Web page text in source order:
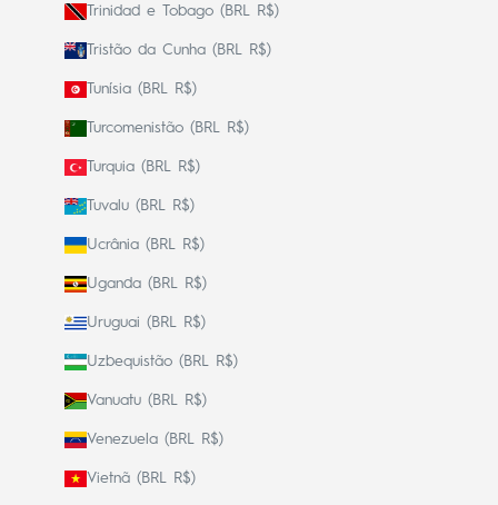
Trinidad e Tobago (BRL R$)
Tristão da Cunha (BRL R$)
Tunísia (BRL R$)
Turcomenistão (BRL R$)
Turquia (BRL R$)
Tuvalu (BRL R$)
Ucrânia (BRL R$)
Uganda (BRL R$)
Uruguai (BRL R$)
Uzbequistão (BRL R$)
Vanuatu (BRL R$)
Venezuela (BRL R$)
Vietnã (BRL R$)